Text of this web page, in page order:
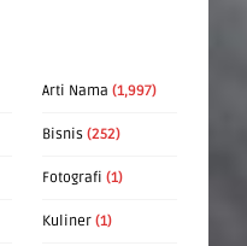
Arti Nama (1,997)
Bisnis (252)
Fotografi (1)
Kuliner (1)